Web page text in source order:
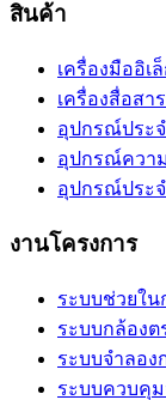
สินค้า
เครื่องมืออิเ
เครื่องสื่อสา
อุปกรณ์ประจ
อุปกรณ์ควา
อุปกรณ์ประจ
งานโครงการ
ระบบช่วยใน
ระบบกล้อง
ระบบจำลอง
ระบบควบคุ